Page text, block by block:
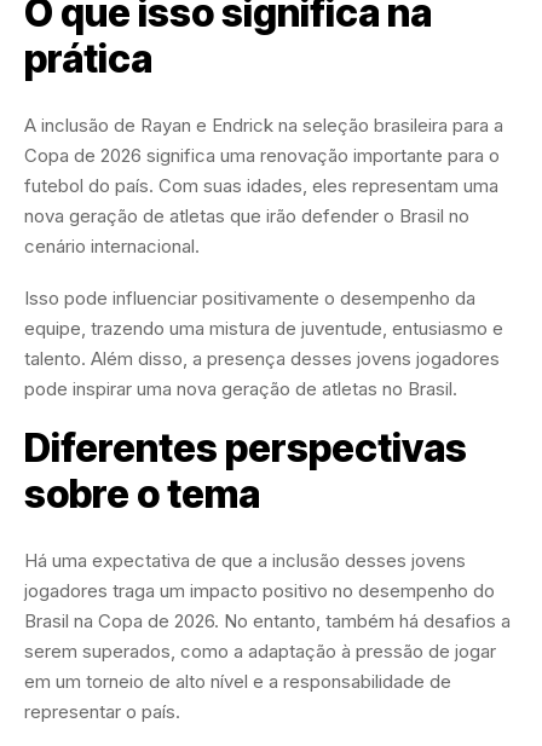
O que isso significa na
prática
A inclusão de Rayan e Endrick na seleção brasileira para a
Copa de 2026 significa uma renovação importante para o
futebol do país. Com suas idades, eles representam uma
nova geração de atletas que irão defender o Brasil no
cenário internacional.
Isso pode influenciar positivamente o desempenho da
equipe, trazendo uma mistura de juventude, entusiasmo e
talento. Além disso, a presença desses jovens jogadores
pode inspirar uma nova geração de atletas no Brasil.
Diferentes perspectivas
sobre o tema
Há uma expectativa de que a inclusão desses jovens
jogadores traga um impacto positivo no desempenho do
Brasil na Copa de 2026. No entanto, também há desafios a
serem superados, como a adaptação à pressão de jogar
em um torneio de alto nível e a responsabilidade de
representar o país.